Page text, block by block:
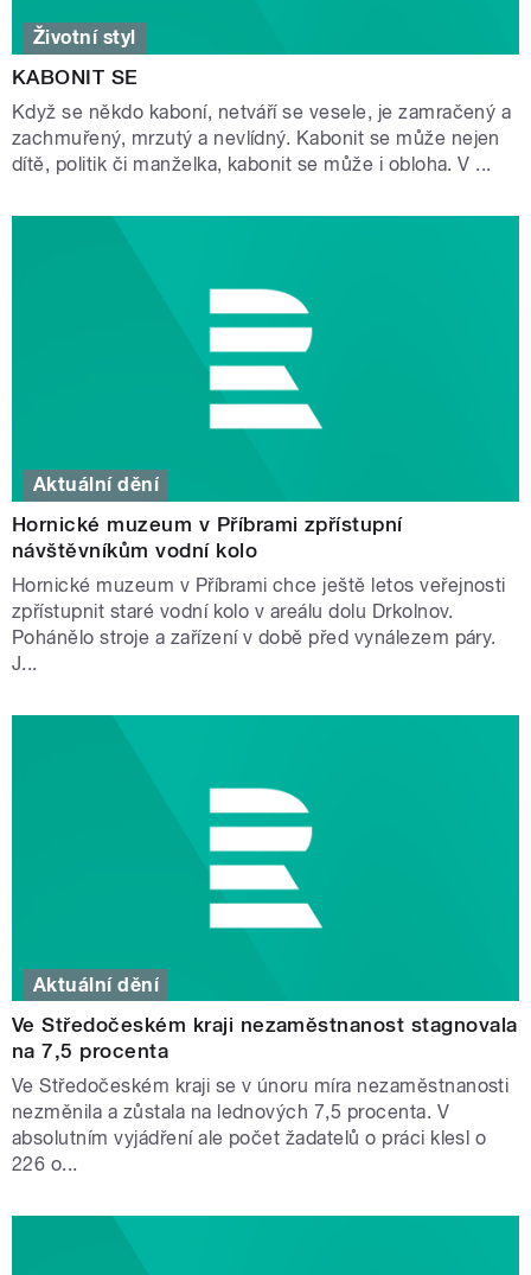
Životní styl
KABONIT SE
Když se někdo kaboní, netváří se vesele, je zamračený a
zachmuřený, mrzutý a nevlídný. Kabonit se může nejen
dítě, politik či manželka, kabonit se může i obloha. V ...
Aktuální dění
Hornické muzeum v Příbrami zpřístupní
návštěvníkům vodní kolo
Hornické muzeum v Příbrami chce ještě letos veřejnosti
zpřístupnit staré vodní kolo v areálu dolu Drkolnov.
Pohánělo stroje a zařízení v době před vynálezem páry.
J...
Aktuální dění
Ve Středočeském kraji nezaměstnanost stagnovala
na 7,5 procenta
Ve Středočeském kraji se v únoru míra nezaměstnanosti
nezměnila a zůstala na lednových 7,5 procenta. V
absolutním vyjádření ale počet žadatelů o práci klesl o
226 o...